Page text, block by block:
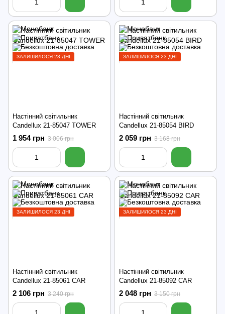
ЗАЛИШИЛОСЯ 23 ДНІ
Настінний світильник
Candellux 21-85047 TOWER
1 954 грн 3 006 грн
ЗАЛИШИЛОСЯ 23 ДНІ
Настінний світильник
Candellux 21-85054 BIRD
2 059 грн 3 168 грн
ЗАЛИШИЛОСЯ 23 ДНІ
Настінний світильник
Candellux 21-85061 CAR
2 106 грн 3 240 грн
ЗАЛИШИЛОСЯ 23 ДНІ
Настінний світильник
Candellux 21-85092 CAR
2 048 грн 3 150 грн